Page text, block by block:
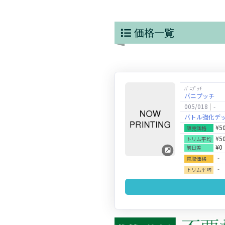
価格一覧
ﾊﾞﾆﾌﾟｯﾁ
バニプッチ
005/018
-
バトル強化デ
販売価格
トリム平均
前日差 ¥0
買取価格 ‐
トリム平均 ‐